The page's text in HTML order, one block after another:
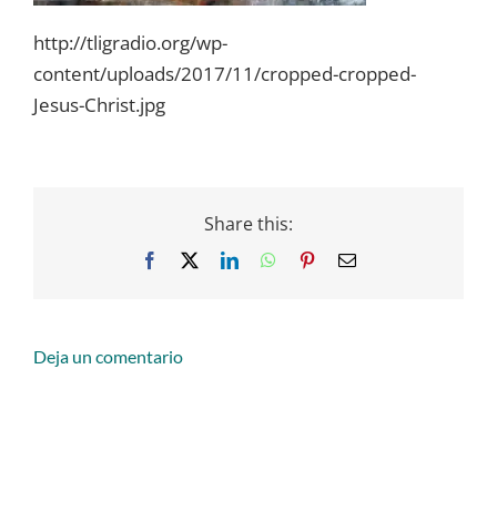
http://tligradio.org/wp-
content/uploads/2017/11/cropped-cropped-
Jesus-Christ.jpg
Share this:
Facebook LinkedInWhatsApp
PinterestEmail
Deja un comentario